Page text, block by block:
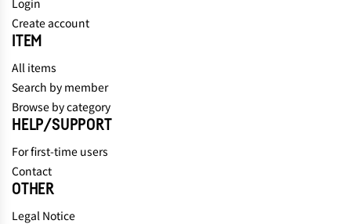
Create account
ITEM
All items
Search by member
Browse by category
HELP/SUPPORT
For first-time users
Contact
OTHER
Legal Notice